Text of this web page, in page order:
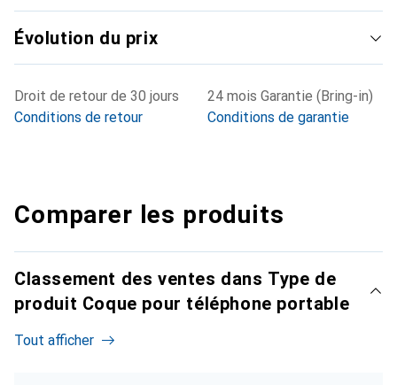
Évolution du prix
Droit de retour de 30 jours
Conditions de retour
24 mois Garantie (Bring-in)
Conditions de garantie
Comparer les produits
Classement des ventes dans Type de
produit Coque pour téléphone portable
Tout afficher